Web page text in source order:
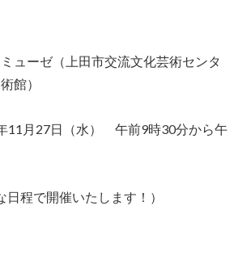
ューゼ（上田市交流文化芸術センタ
館）
月27日（水） 午前9時30分から午
日程で開催いたします！）